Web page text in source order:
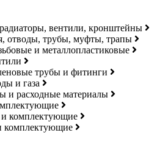
вентили, кронштейны
отводы, трубы, муфты, трапы
и металлопластиковые
трубы и фитинги
и газа
и расходные материалы
комплектующие
комплектующие